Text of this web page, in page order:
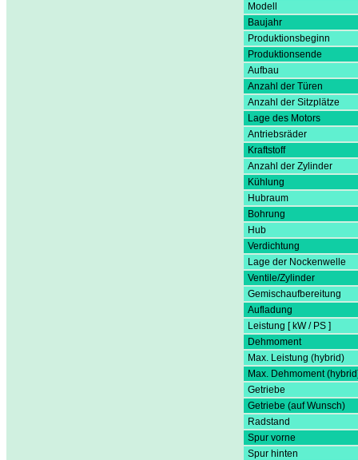
Modell
Baujahr
Produktionsbeginn
Produktionsende
Aufbau
Anzahl der Türen
Anzahl der Sitzplätze
Lage des Motors
Antriebsräder
Kraftstoff
Anzahl der Zylinder
Kühlung
Hubraum
Bohrung
Hub
Verdichtung
Lage der Nockenwelle
Ventile/Zylinder
Gemischaufbereitung
Aufladung
Leistung [ kW / PS ]
Dehmoment
Max. Leistung (hybrid)
Max. Dehmoment
Getriebe
Getriebe (auf Wunsch)
Radstand
Spur vorne
Spur hinten